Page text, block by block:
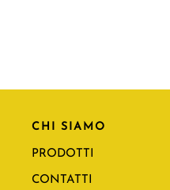
CHI SIAMO
PRODOTTI
CONTATTI